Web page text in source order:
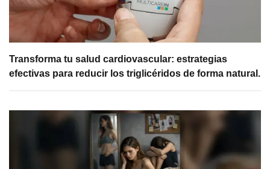
Transforma tu salud cardiovascular: estrategias
efectivas para reducir los triglicéridos de forma natural.